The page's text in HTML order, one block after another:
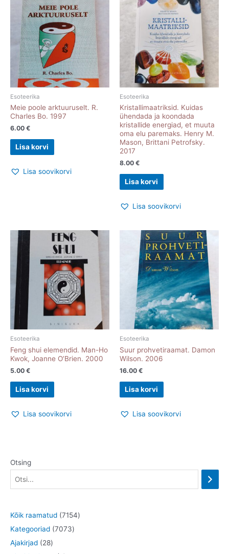
Esoteerika
Meie poole arktuuruselt. R.
Charles Bo. 1997
6.00 €
Lisa korvi
Lisa soovikorvi
Esoteerika
Kristallimaatriksid. Kuidas
ühendada ja koondada
kristallide energiad, et muuta
oma elu paremaks. Henry M.
Mason, Brittani Petrofsky.
2017
8.00 €
Lisa korvi
Lisa soovikorvi
Esoteerika
Feng shui elemendid. Man-Ho
Kwok, Joanne O’Brien. 2000
5.00 €
Lisa korvi
Lisa soovikorvi
Esoteerika
Suur prohvetiraamat. Damon
Wilson. 2006
16.00 €
Lisa korvi
Lisa soovikorvi
Otsing
Kõik raamatud 71547
Kategooriad 70737
Ajakirjad 282